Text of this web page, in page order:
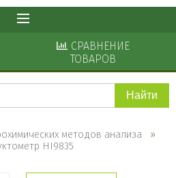
СРАВНЕНИЕ
ТОВАРОВ
методов анализа
HI9835